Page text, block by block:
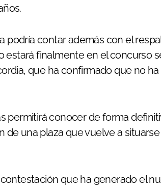
podría contar además con el
estará finalmente en el concurso
que ha confirmado que no
permitirá conocer de forma
de una plaza que vuelve a
que ha generado el